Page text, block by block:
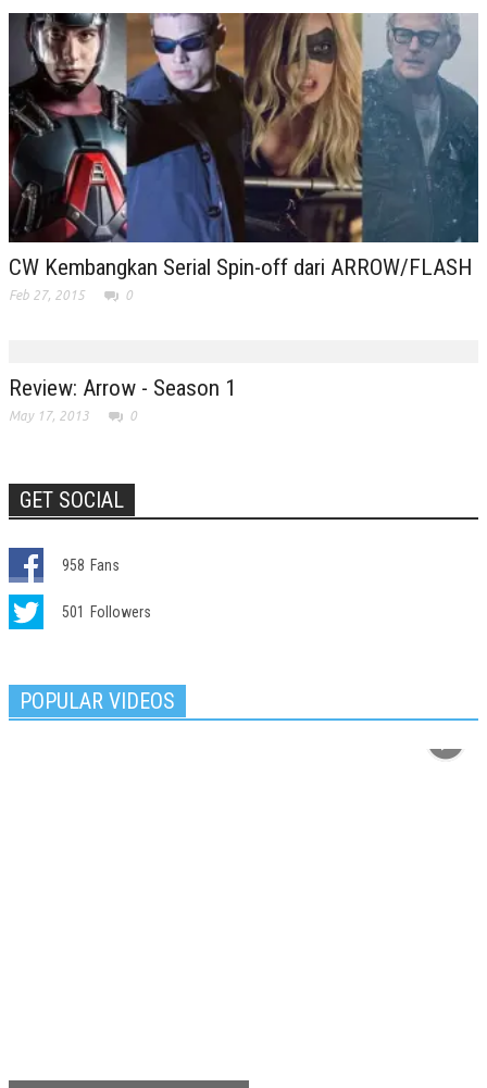
CW Kembangkan Serial Spin-off dari ARROW/FLASH
Feb 27, 2015 0
Review: Arrow - Season 1
May 17, 2013 0
GET SOCIAL
958 Fans
501 Followers
POPULAR VIDEOS